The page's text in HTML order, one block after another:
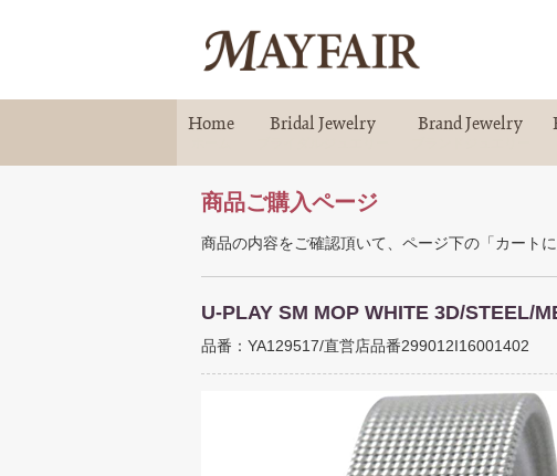
Home Bridal Jewelry Brand Jewelry
商品ご購入ページ
商品の内容をご確認頂いて、ページ下の「カート
U-PLAY SM MOP WHITE 3D/STEEL/
品番：YA129517/直営店品番299012I16001402